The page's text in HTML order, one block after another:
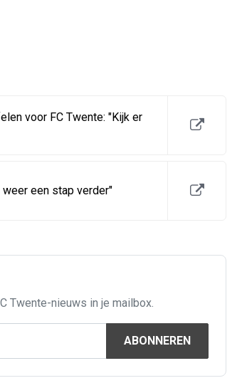
voor FC Twente: "Kijk er
een stap verder"
Twente-nieuws in je mailbox.
ABONNEREN